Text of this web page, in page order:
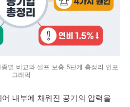
별 비교와 셀프 보충 5단계 총정리 인포
그래픽
내부에 채워진 공기의 압력을